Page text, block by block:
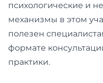
психологические и
механизмы в этом
полезен
формате
практики.